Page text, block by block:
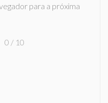
para a próxima
0 / 10